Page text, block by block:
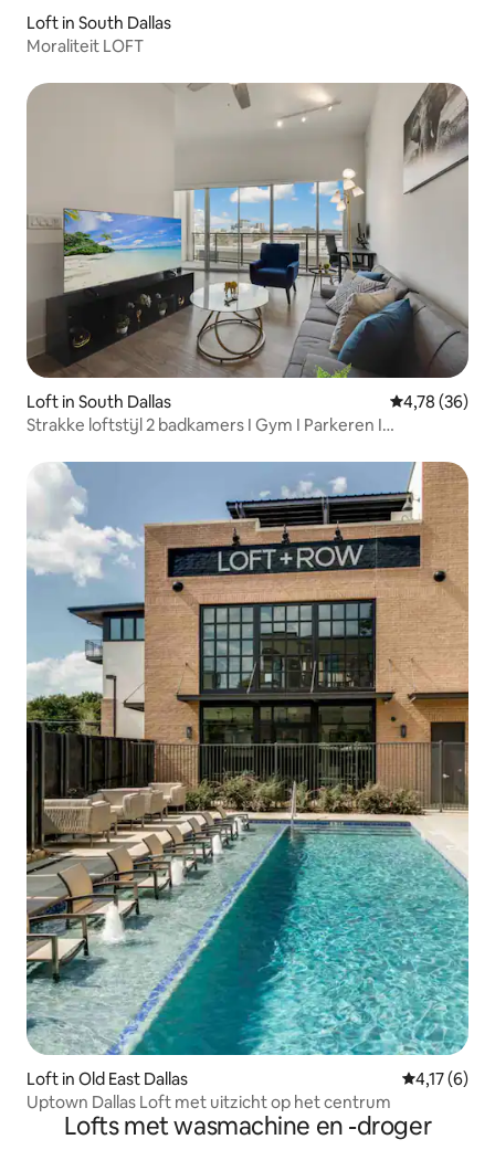
Loft in South Dallas
Moraliteit LOFT
Loft in South Dallas Gemiddelde
4,78 (36)
Strakke loftstijl 2 badkamers I Gym I Parkeren I
Loft in Old East Dallas
4,17 (6)
Uptown Dallas Loft met uitzicht op het centrum
Lofts met wasmachine en -droger